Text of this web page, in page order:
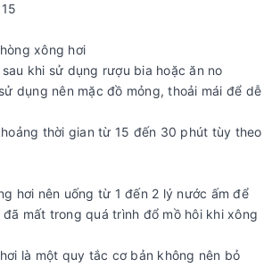
xông hơi
khi sử dụng rượu bia hoặc ăn no
dụng nên mặc đồ mỏng, thoải mái để dễ
thời gian từ 15 đến 30 phút tùy theo
hơi nên uống từ 1 đến 2 lý nước ấm để
mất trong quá trình đổ mồ hôi khi xông
là một quy tắc cơ bản không nên bỏ